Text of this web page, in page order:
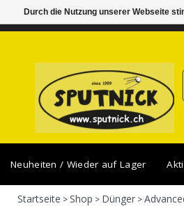
DI-FR 11.00 - 18.30, SA 10.00 - 16.00
Neuheiten / Wieder auf Lager
Startseite >Shop > Dünger>
Durch die Nutzung unserer Webseite